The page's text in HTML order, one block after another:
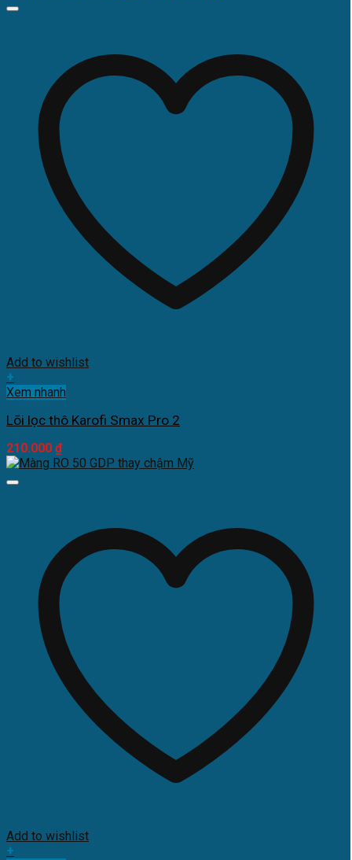
Add to wishlist
+
Xem nhanh
Lõi lọc thô Karofi Smax Pro 2
210.000 ₫
Add to wishlist
+